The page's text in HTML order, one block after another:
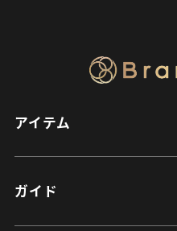
アイテム
ガイド